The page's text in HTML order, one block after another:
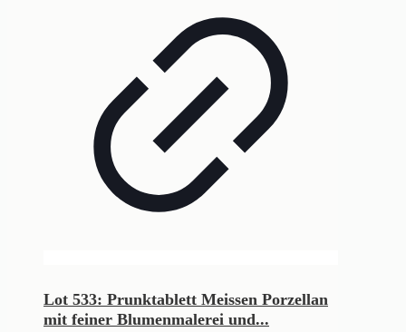
Lot 533: Prunktablett Meissen Porzellan
mit feiner Blumenmalerei und...